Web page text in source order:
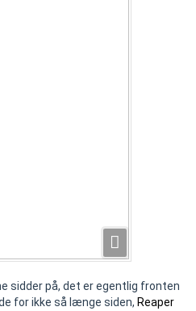
sidder på, det er egentlig fronten
for ikke så længe siden, Reaper